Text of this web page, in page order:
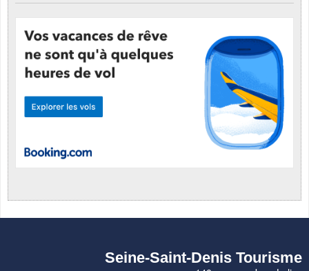
Seine-Saint-Denis Tourisme